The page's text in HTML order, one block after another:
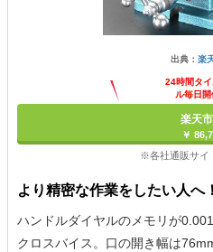
出典： 楽
24時間タ
ル毎日開
楽天
￥
※各社通販サイ
より精密な作業をしたい人へ！
ハンドルダイヤルのメモリが
クロスバイス。口の開き幅は